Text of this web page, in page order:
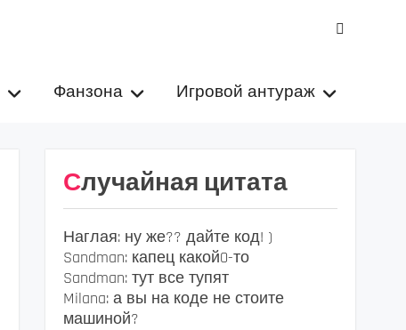
Фанзона Игровой антураж
Случайная цитата
Наглая: ну же?? дайте код! )
Sandman: капец какой0-то
Sandman: тут все тупят
Milana: а вы на коде не стоите
машиной?